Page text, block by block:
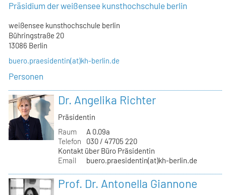
Präsidium der weißensee kunsthochschule berlin
weißensee kunsthochschule berlin
Bühringstraße 20
13086 Berlin
buero.praesidentin(at)kh-berlin.de
Personen
Dr. Angelika Richter
Präsidentin
Raum
A 0.09a
Telefon
030 / 47705 220
Kontakt über Büro Präsidentin
Email
buero.praesidentin(at)kh-berlin.de
Prof. Dr. Antonella Giannone